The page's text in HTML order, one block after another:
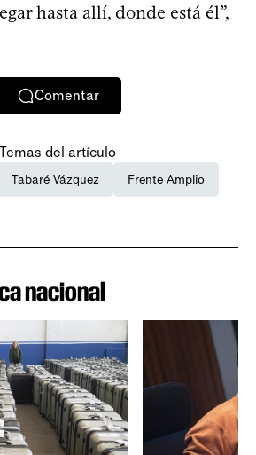
hasta allí, donde está él”,
Comentar
Temas del artículo
Tabaré Vázquez Frente Amplio
nacional